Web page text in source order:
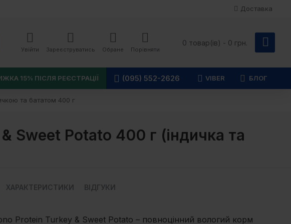
Доставка
Увійти Зареєструватись Обране Порівняти
0 товар(ів) - 0 грн.
15% ПІСЛЯ РЕЄСТРАЦІЇ (095) 552-2626 VIBER БЛОГ
та бататом 400 г
Sweet Potato 400 г (індичка та
ХАРАКТЕРИСТИКИ ВІДГУКИ
Protein Turkey & Sweet Potato – повноцінний вологий корм